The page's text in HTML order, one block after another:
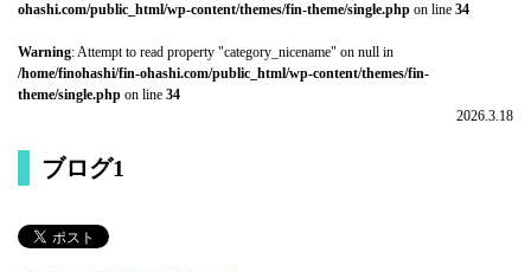
ohashi.com/public_html/wp-content/themes/fin-theme/single.php on line 34
Warning: Attempt to read property "category_nicename" on null in
/home/finohashi/fin-ohashi.com/public_html/wp-content/themes/fin-
theme/single.php on line 34
2026.3.18
ブログ1